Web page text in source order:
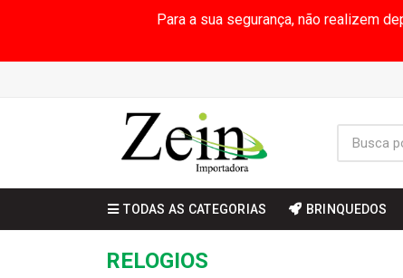
Para a sua segurança, não realizem
TODAS AS CATEGORIAS BRINQUEDOS
RELOGIOS